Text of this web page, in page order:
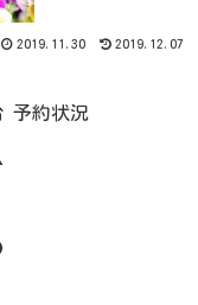
2019.11.30 2019.12.07
予約状況